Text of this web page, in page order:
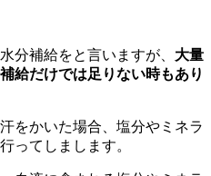
分補給をと言いますが、 大量
給だけでは足りない時もあり
をかいた場合、塩分やミネラ
ってしまします。